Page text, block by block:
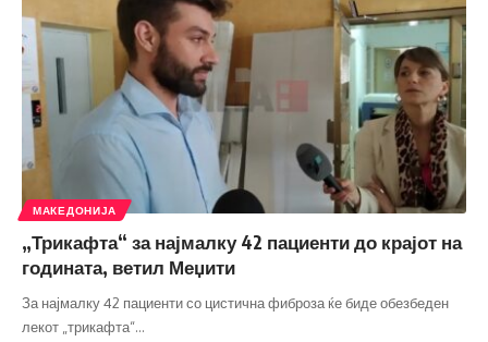
МАКЕДОНИЈА
„Трикафта“ за најмалку 42 пациенти до крајот на
годината, ветил Меџити
За најмалку 42 пациенти со цистична фиброза ќе биде обезбеден
лекот „трикафта“…